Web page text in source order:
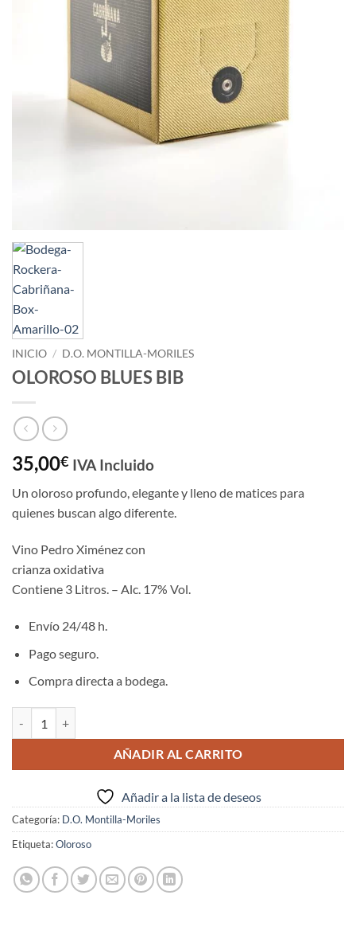
INICIO / D.O. MONTILLA-MORILES
OLOROSO BLUES BIB
35,00€ IVA Incluido
Un oloroso profundo, elegante y lleno de matices para
quienes buscan algo diferente.
Vino Pedro Ximénez con
crianza oxidativa
Contiene 3 Litros. – Alc. 17% Vol.
Envío 24/48 h.
Pago seguro.
Compra directa a bodega.
AÑADIR AL CARRITO
Añadir a la lista de deseos
Categoría: D.O. Montilla-Moriles
Etiqueta:Oloroso